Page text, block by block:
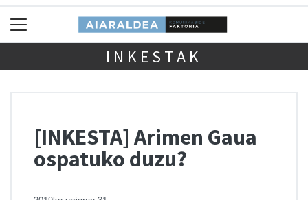
INKESTAK
[INKESTA] Arimen Gaua
ospatuko duzu?